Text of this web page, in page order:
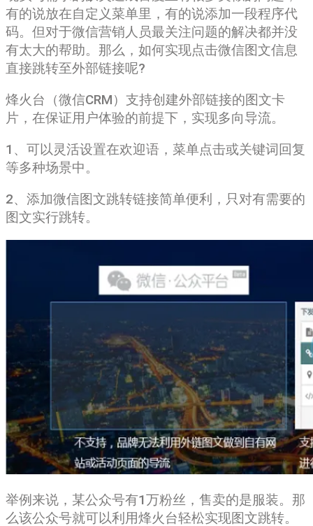
有的说放在自定义菜单里，有的说添加一段程序代
码。但对于微信营销人员最关注问题的解决都并没
有太大的帮助。那么，如何实现点击微信图文信息
直接跳转至外部链接呢?
烽火台（微信CRM）支持创建外部链接的图文卡
片，在保证用户体验的前提下，实现多向导流。
1、可以灵活设置在欢迎语，菜单点击或关键词回复
等多种场景中。
2、添加微信图文跳转链接简单便利，只对有需要的
图文实行跳转。
举例来说，某公众号有1万粉丝，售卖的是服装。那
么该公众号就可以利用烽火台轻松实现图文跳转。